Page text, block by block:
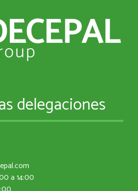
delegaciones
a 14:00